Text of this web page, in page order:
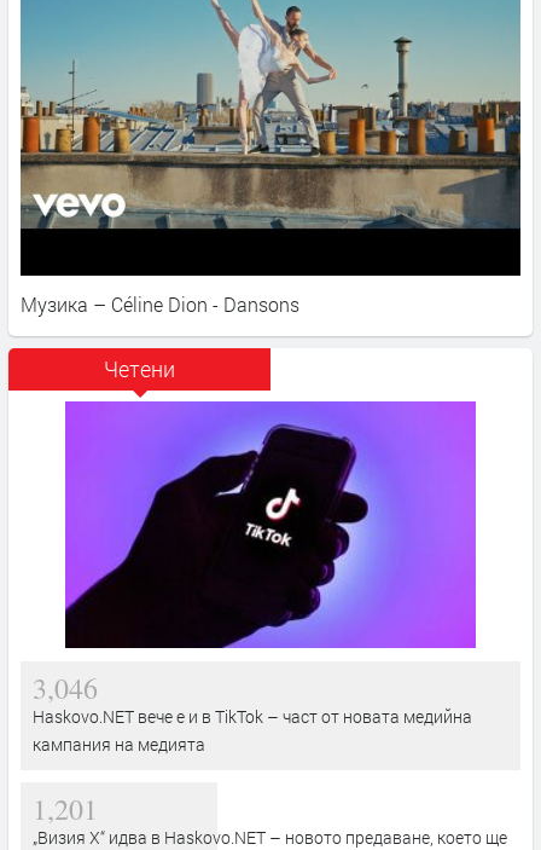
Музика – Céline Dion - Dansons
Четени
3,046
Haskovo.NET вече е и в TikTok – част от новата медийна
кампания на медията
1,201
„Визия Х“ идва в Haskovo.NET – новото предаване, което ще